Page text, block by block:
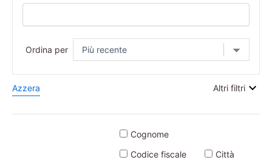
Ordina per
Azzera Altri filtri
Cognome
Codice fiscale
Città